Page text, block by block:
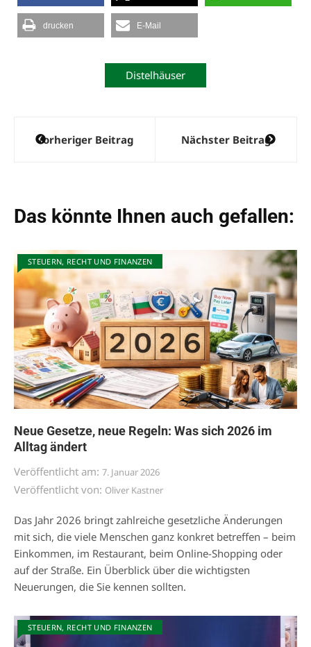
drucken E-Mail
Distelhäuser
Beitragsnavigation
Vorheriger Beitrag Nächster Beitrag
Das könnte Ihnen auch gefallen:
STEUERN, RECHT UND FINANZEN
Neue Gesetze, neue Regeln: Was sich 2026 im
Alltag ändert
Veröffentlicht am: 7. Januar 2026
Veröffentlicht von: Oliver Kastner
Das Jahr 2026 bringt zahlreiche gesetzliche Änderungen
mit sich, die viele Menschen ganz konkret betreffen – beim
Einkommen, im Restaurant, beim Online-Shopping oder
auf der Straße. Ein Überblick über die wichtigsten
Neuerungen, die Sie kennen sollten.
STEUERN, RECHT UND FINANZEN